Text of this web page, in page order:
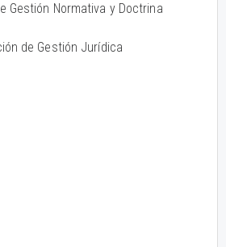
Gestión Normativa y Doctrina
de Gestión Jurídica